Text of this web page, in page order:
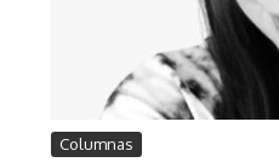
Columnas